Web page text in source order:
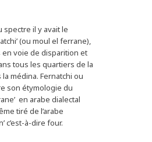
spectre il y avait le
(ou moul el ferrane),
voie de disparition et
tous les quartiers de la
médina. Fernatchi ou
son étymologie du
en arabe dialectal
tiré de l’arabe
c’est-à-dire four.